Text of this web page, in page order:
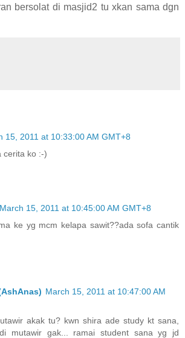
bersolat di masjid2 tu xkan sama dgn
15, 2011 at 10:33:00 AM GMT+8
cerita ko :-)
March 15, 2011 at 10:45:00 AM GMT+8
ke yg mcm kelapa sawit??ada sofa cantik
March 15, 2011 at 10:47:00 AM
akak tu? kwn shira ade study kt sana,
mutawir gak... ramai student sana yg jd